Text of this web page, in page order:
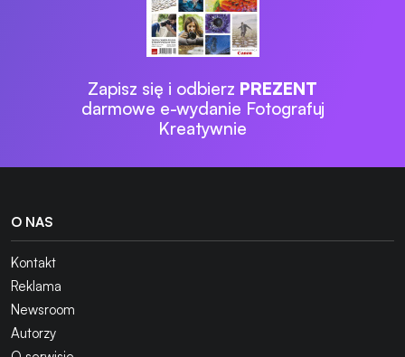
Zapisz się i odbierz PREZENT
darmowe e-wydanie Fotografuj
Kreatywnie
O NAS
Kontakt
Reklama
Newsroom
Autorzy